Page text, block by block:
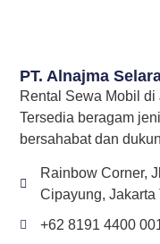
PT. Alnajma
Rental Sewa Mobil di
Tersedia beragam
bersahabat dan
Rainbow Corner,
Cipayung, Jakarta
+62 8191 4400